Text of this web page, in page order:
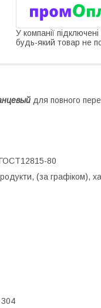
У компанії
будь-який товар не
для повного
80
(за графіком),
304